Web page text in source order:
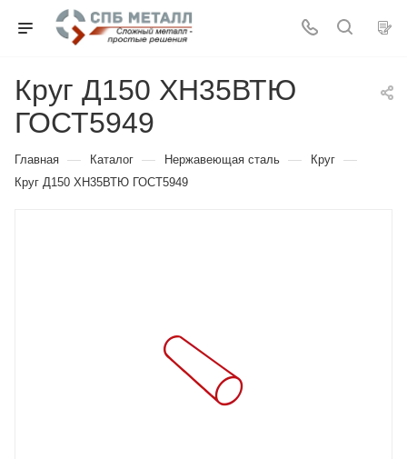
Круг Д150 ХН35ВТЮ
ГОСТ5949
Главная — Каталог — Нержавеющая сталь — Круг —
Круг Д150 ХН35ВТЮ ГОСТ5949